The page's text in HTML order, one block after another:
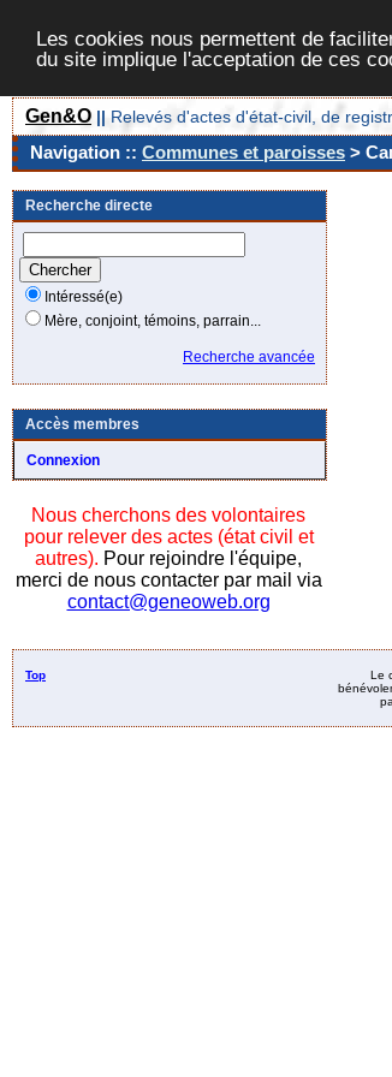
Les cookies nous permettent de
du site implique l'acceptation de ces
Gen&O || Relevés d'actes d'état-civil, de
Navigation :: Communes et paroisses >
Recherche directe
Intéressé(e)
Mère, conjoint, témoins, parrain...
Recherche avancée
Accès membres
Connexion
Nous cherchons des volontaires
pour relever des actes (état civil et
autres). Pour rejoindre l'équipe,
merci de nous contacter par mail via
contact@geneoweb.org
Top
Le